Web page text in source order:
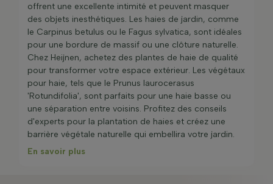
offrent une excellente intimité et peuvent masquer
des objets inesthétiques. Les haies de jardin, comme
le Carpinus betulus ou le Fagus sylvatica, sont idéales
pour une bordure de massif ou une clôture naturelle.
Chez Heijnen, achetez des plantes de haie de qualité
pour transformer votre espace extérieur. Les végétaux
pour haie, tels que le Prunus laurocerasus
'Rotundifolia', sont parfaits pour une haie basse ou
une séparation entre voisins. Profitez des conseils
d'experts pour la plantation de haies et créez une
barrière végétale naturelle qui embellira votre jardin.
En savoir plus